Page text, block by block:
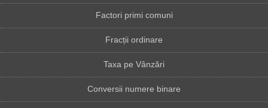
Factori primi comuni
Fracții ordinare
Taxa pe Vânzări
Conversii numere binare